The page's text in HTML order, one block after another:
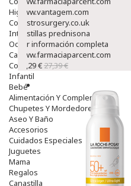
Higiene
Corporal
Intima
Ocular
Capilar
Complementos
Infantil
Bebé
Alimentación Y Complementos
Chupetes Y Mordedores
Aseo Y Baño
Accesorios
Cuidados Especiales
Juguetes
Mama
Regalos
Canastilla
www.vantagem.com
gastrosurgery.co.uk
pastillas prednisona
ver información completa
www.farmaciaparcent.com
23,29 €27,39 €